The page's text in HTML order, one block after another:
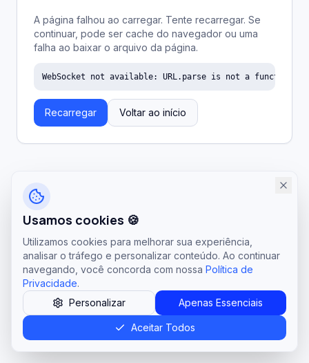
A página falhou ao carregar. Tente recarregar. Se
continuar, pode ser cache do navegador ou uma
falha ao baixar o arquivo da página.
WebSocket not available: URL.parse is not a function
Recarregar Voltar ao início
Usamos cookies 🍪
Utilizamos cookies para melhorar sua experiência,
analisar o tráfego e personalizar conteúdo. Ao continuar
navegando, você concorda com nossa Política de
Privacidade.
Personalizar
Apenas Essenciais
Aceitar Todos